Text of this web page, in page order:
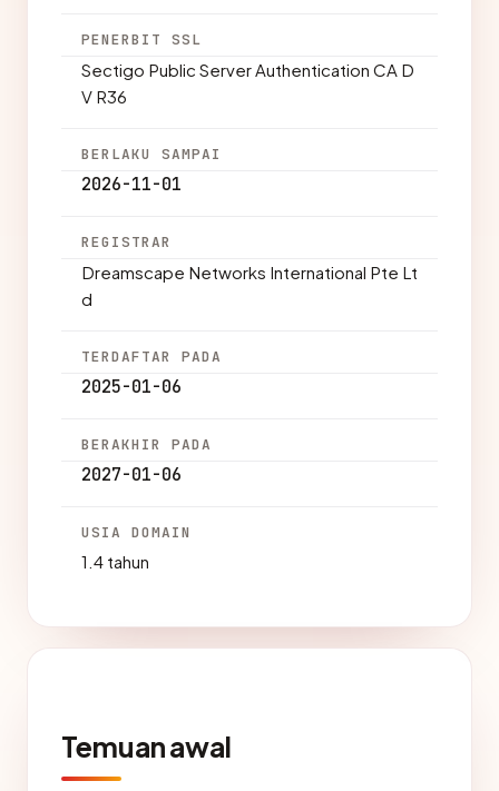
PENERBIT SSL
Sectigo Public Server Authentication CA D
V R36
BERLAKU SAMPAI
2026-11-01
REGISTRAR
Dreamscape Networks International Pte Lt
d
TERDAFTAR PADA
2025-01-06
BERAKHIR PADA
2027-01-06
USIA DOMAIN
1.4 tahun
Temuan awal